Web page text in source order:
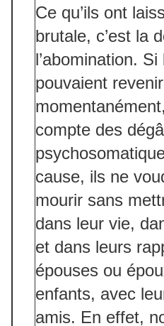
Ce qu’ils ont
brutale, c’est la
l’abomination.
pouvaient
compte des
cause, ils ne
mourir sans
dans leur vie,
et dans leurs
épouses ou
enfants, avec
amis. En effet,